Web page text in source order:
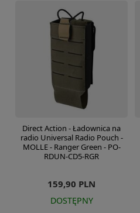
Direct Action - Ładownica na
radio Universal Radio Pouch -
MOLLE - Ranger Green - PO-
RDUN-CD5-RGR
159,90 PLN
DOSTĘPNY